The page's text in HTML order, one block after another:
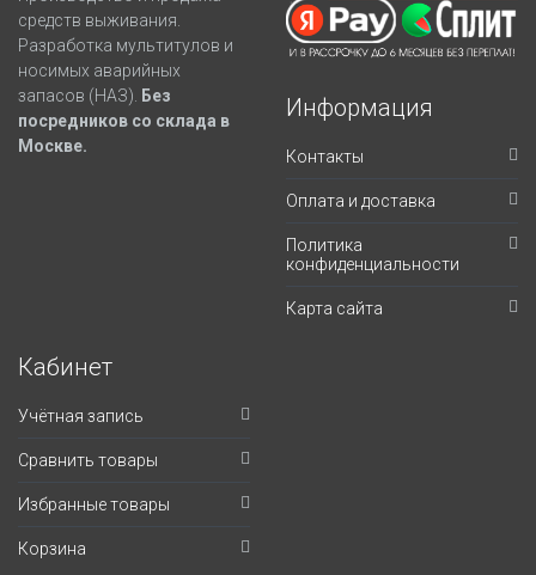
средств выживания.
Разработка мультитулов и
носимых аварийных
запасов (НАЗ).
Без
посредников со склада в
Москве.
Информация
Контакты
Оплата и доставка
Политика
конфиденциальности
Карта сайта
Кабинет
Учётная запись
Сравнить товары
Избранные товары
Корзина